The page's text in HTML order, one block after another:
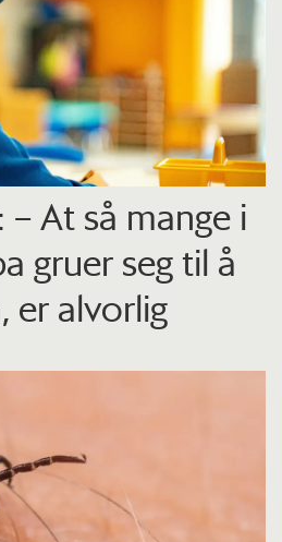
At så mange i
gruer seg til å
er alvorlig